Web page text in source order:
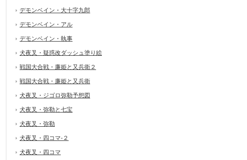
デモンベイン・大十字九郎
デモンベイン・アル
デモンベイン・執事
犬夜叉・疑惑改ダッシュ塗り絵
戦国大合戦・廉姫と又兵衛２
戦国大合戦・廉姫と又兵衛
犬夜叉・ジゴロ弥勒予想図
犬夜叉・弥勒と七宝
犬夜叉・弥勒
犬夜叉・四コマ-２
犬夜叉・四コマ